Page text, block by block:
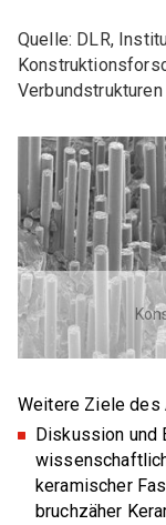
GA
GAK
MITGLIEDERKREISE
Der
EXPERTENKREISE
Szene
Quelle: DLR,
Verbundstrukturen
Weitere Ziele
Diskussion und
keramischer
bruchzäher